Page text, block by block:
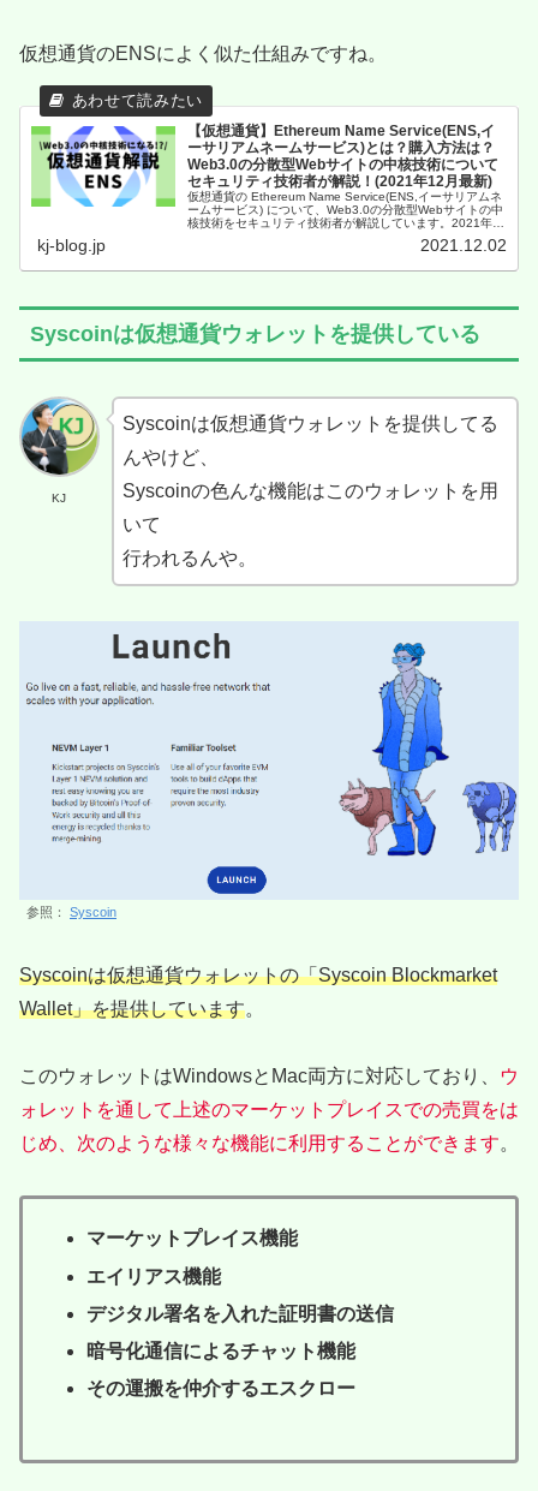
仮想通貨のENSによく似た仕組みですね。
【仮想通貨】Ethereum Name Service(ENS,イ
ーサリアムネームサービス)とは？購入方法は？
Web3.0の分散型Webサイトの中核技術について
セキュリティ技術者が解説！(2021年12月最新)
仮想通貨の Ethereum Name Service(ENS,イーサリアムネ
ームサービス) について、Web3.0の分散型Webサイトの中
核技術をセキュリティ技術者が解説しています。2021年
kj-blog.jp 2021.12.02
Syscoinは仮想通貨ウォレットを提供している
KJ
Syscoinは仮想通貨ウォレットを提供してる
んやけど、
Syscoinの色んな機能はこのウォレットを用
いて
行われるんや。
参照： Syscoin
Syscoinは仮想通貨ウォレットの「Syscoin Blockmarket
Wallet」を提供しています。
このウォレットはWindowsとMac両方に対応しており、
ウ
ォレットを通して上述のマーケットプレイスでの売買をは
じめ、次のような様々な機能に利用することができます。
マーケットプレイス機能
エイリアス機能
デジタル署名を入れた証明書の送信
暗号化通信によるチャット機能
その運搬を仲介するエスクロー